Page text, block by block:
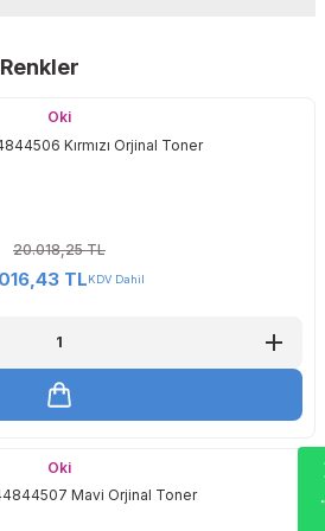
ilk yorumu siz yapın!
Oki
Kırmızı Orjinal Toner
20.018,25 TL
TLKDV Dahil
Oki
Mavi Orjinal Toner